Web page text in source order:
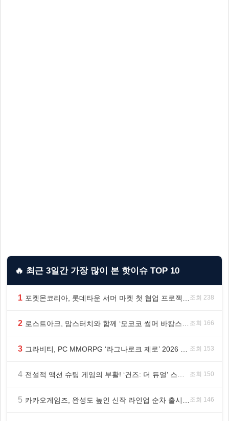
🔥 최근 3일간 가장 많이 본 핫이슈 TOP 10
1 조회 238
2 조회 166
3 조회 153
4 조회 150
5 조회 146